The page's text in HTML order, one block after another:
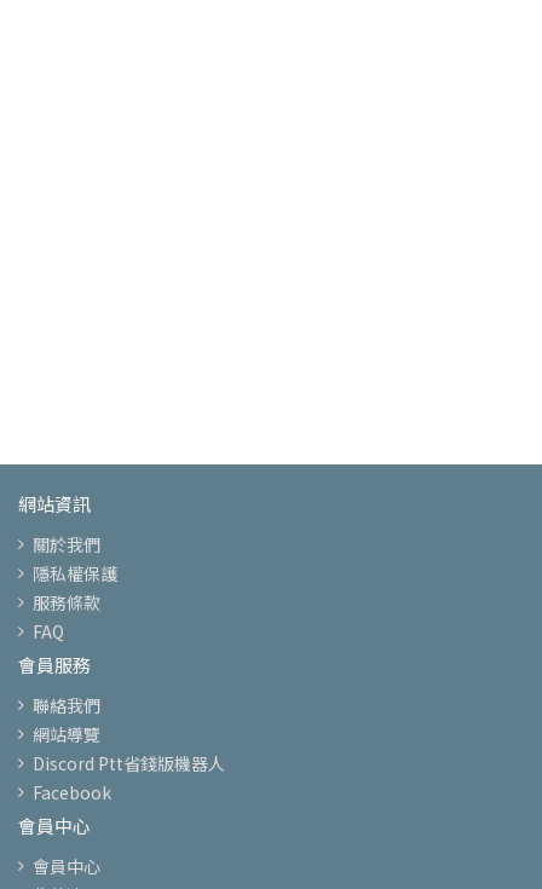
網站資訊
關於我們
隱私權保護
服務條款
FAQ
會員服務
聯絡我們
網站導覽
Discord Ptt省錢版機器人
Facebook
會員中心
會員中心